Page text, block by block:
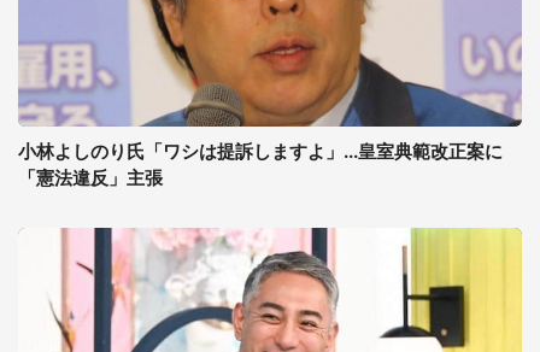
小林よしのり氏「ワシは提訴しますよ」...皇室典範改正案に
「憲法違反」主張